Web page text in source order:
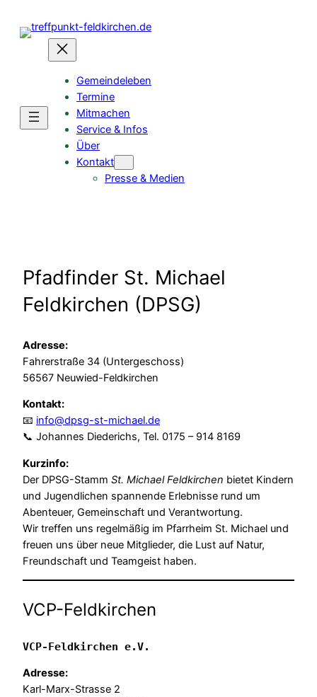
Gemeindeleben
Termine
Mitmachen
Service & Infos
Über
Kontakt
Presse & Medien
Pfadfinder St. Michael
Feldkirchen (DPSG)
Adresse:
Fahrerstraße 34 (Untergeschoss)
56567 Neuwied-Feldkirchen
Kontakt:
📧 info@dpsg-st-michael.de
📞 Johannes Diederichs, Tel. 0175 – 914 8169
Kurzinfo:
Der DPSG-Stamm St. Michael Feldkirchen bietet Kindern
und Jugendlichen spannende Erlebnisse rund um
Abenteuer, Gemeinschaft und Verantwortung.
Wir treffen uns regelmäßig im Pfarrheim St. Michael und
freuen uns über neue Mitglieder, die Lust auf Natur,
Freundschaft und Teamgeist haben.
VCP-Feldkirchen
VCP-Feldkirchen e.V.
Adresse:
Karl-Marx-Strasse 2